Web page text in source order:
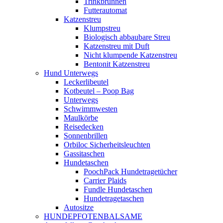
Futterautomat
Katzenstreu
Klumpstreu
Biologisch abbaubare Streu
Katzenstreu mit Duft
Nicht klumpende Katzenstreu
Bentonit Katzenstreu
Hund Unterwegs
Leckerlibeutel
Kotbeutel – Poop Bag
Unterwegs
Schwimmwesten
Maulkörbe
Reisedecken
Sonnenbrillen
Orbiloc Sicherheitsleuchten
Gassitaschen
Hundetaschen
PoochPack Hundetragetücher
Carrier Plaids
Fundle Hundetaschen
Hundetragetaschen
Autositze
HUNDEPFOTENBALSAME